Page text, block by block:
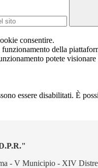
consentire.
della
potete visionare
essere disabilitati. È
- V Municipio - XIV